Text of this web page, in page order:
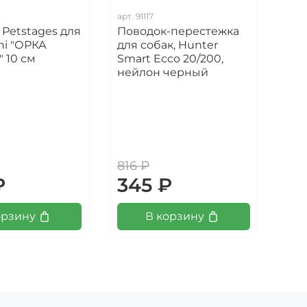
для
"ОРКА
10 см
арт. 91117
Поводок-перестежка
для собак, Hunter
Smart Ecco 20/200,
нейлон черный
816 ₽
345 ₽
В корзину